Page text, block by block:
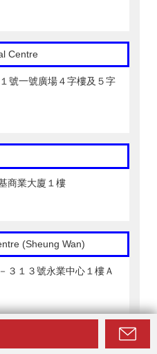
Centre
號一號廣場４字樓及５字
商業大廈１樓
(Sheung Wan)
３１３號永業中心１樓Ａ